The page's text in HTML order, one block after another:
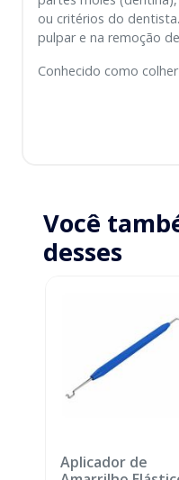
ou critérios do
pulpar e na remoção
Conhecido como
Você
desses
Aplicador de